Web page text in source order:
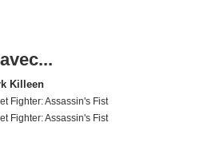
Killeen
Fighter: Assassin's Fist
Fighter: Assassin's Fist